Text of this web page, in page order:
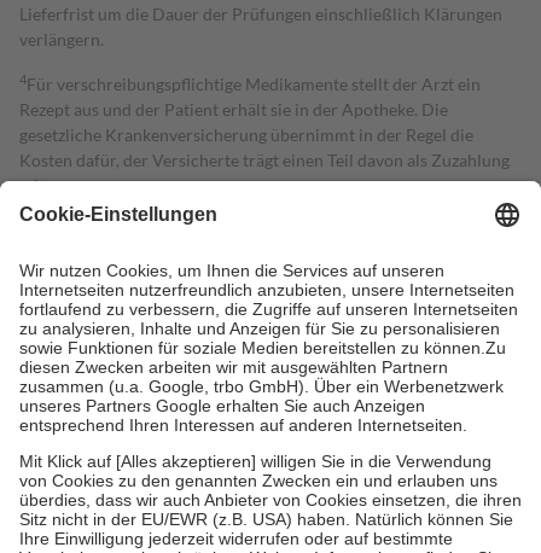
Lieferfrist um die Dauer der Prüfungen einschließlich Klärungen
verlängern.
4Für verschreibungspflichtige Medikamente stellt der Arzt ein
Rezept aus und der Patient erhält sie in der Apotheke. Die
gesetzliche Krankenversicherung übernimmt in der Regel die
Kosten dafür, der Versicherte trägt einen Teil davon als Zuzahlung
mit.
Grundsätzlich leisten Mitglieder Zuzahlungen in Höhe von zehn
höchstens zehn Euro.
Es sind jedoch nie mehr als die tatsächlichen
Kosten der Leistung zu entrichten.
Diese Regeln gelten grundsätzlich auch für Online-Apotheken.
Bei Heilmitteln und häuslicher Krankenpflege beträgt die
Zuzahlung zehn Prozent der Kosten sowie zehn Euro je
Verordnung.
Um das Engagement der Versicherten für ihre eigene Gesundheit zu
stärken und die besondere Stellung der Familie zu unterstützen,
fallenkeine Zuzahlungenan bei:
• Kindern und Jugendlichen bis zum vollendeten 18. Lebensjahr
mit Ausnahme der Fahrkosten
• Untersuchungen zur Vorsorge und Früherkennung, die von der